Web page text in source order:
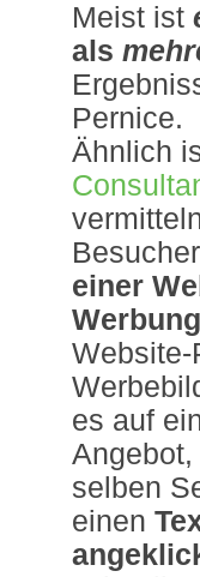
Meist ist
als
Pernice.
Ähnlich
einer
Werbung
Website-
es auf
selben
einen